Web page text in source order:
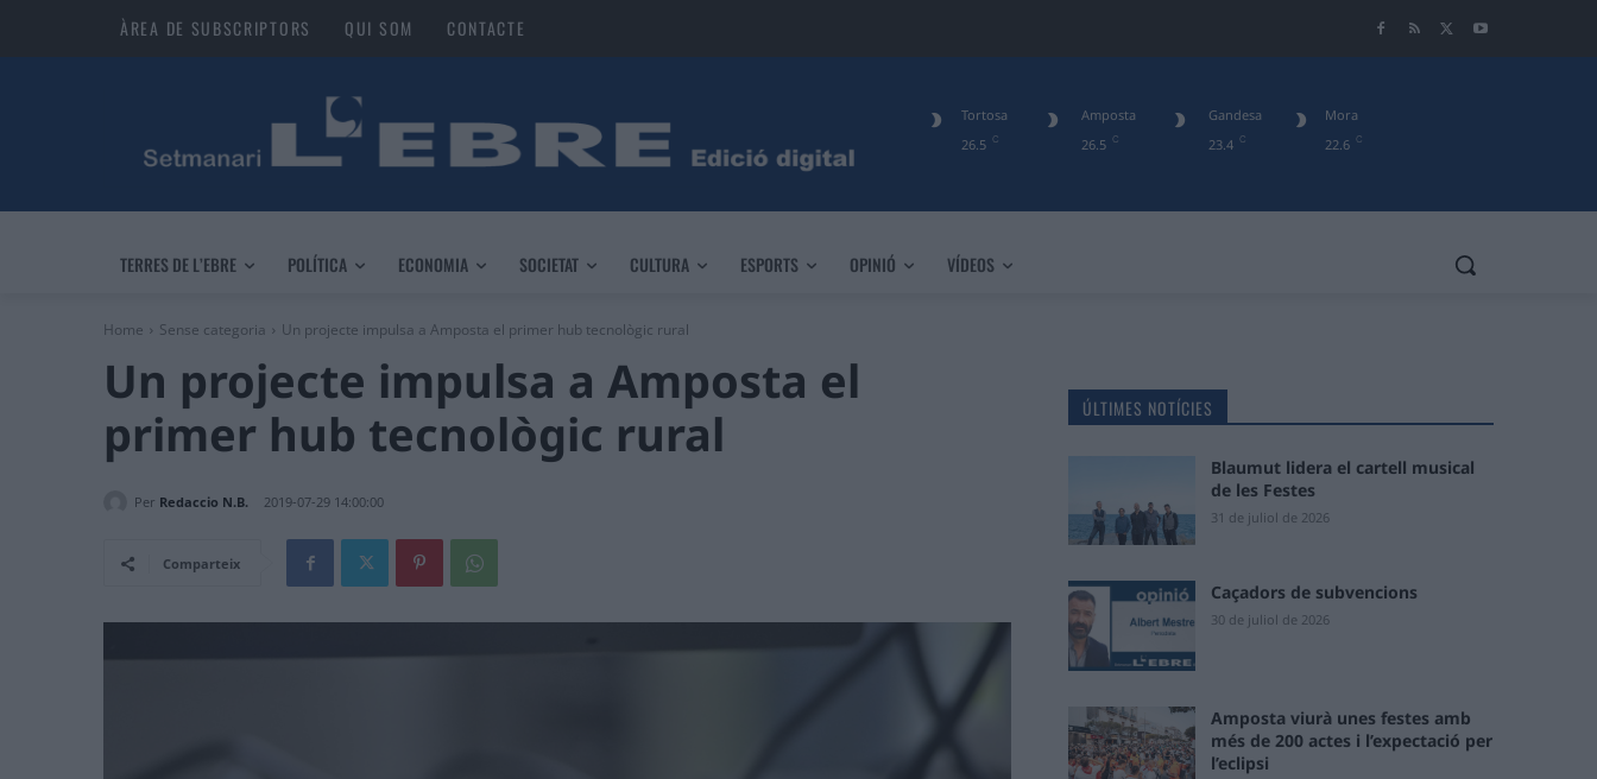
ÀREA DE SUBSCRIPTORS QUI SOM CONTACTE
26.5 C
Tortosa
26.5 C
Amposta
23.4 C
Gandesa
22.6 C
Mora
TERRES DE L’EBRE POLÍTICA ECONOMIA SOCIETAT CULTURA ESPORTS OPINIÓ VÍDEOS
Home Sense categoria Un projecte impulsa a Amposta el primer hub tecnològic rural
Un projecte impulsa a Amposta el
primer hub tecnològic rural
Per Redaccio N.B. 2019-07-29 14:00:00
Comparteix
ÚLTIMES NOTÍCIES
Blaumut lidera el cartell musical
de les Festes
31 de juliol de 2026
Caçadors de subvencions
30 de juliol de 2026
Amposta viurà unes festes amb
més de 200 actes i l’expectació per
l’eclipsi